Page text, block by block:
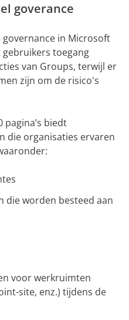
goverance
in Microsoft
toegang
van Groups, terwijl er
zijn om de risico's
pagina’s biedt
die organisaties ervaren
die worden besteed aan
voor werkruimten
site, enz.) tijdens de